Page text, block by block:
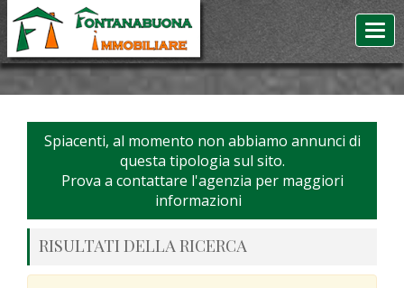
Spiacenti, al momento non abbiamo annunci di
questa tipologia sul sito.
Prova a contattare l'agenzia per maggiori
informazioni
RISULTATI DELLA RICERCA